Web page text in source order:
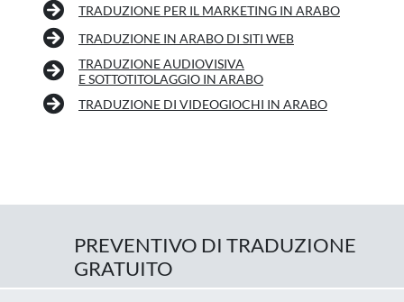
TRADUZIONE PER IL MARKETING IN ARABO
TRADUZIONE IN ARABO DI SITI WEB
TRADUZIONE AUDIOVISIVA
E SOTTOTITOLAGGIO IN ARABO
TRADUZIONE DI VIDEOGIOCHI IN ARABO
PREVENTIVO DI TRADUZIONE
GRATUITO